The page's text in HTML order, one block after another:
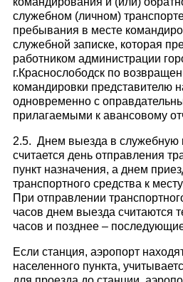
служебном (личном)
пребывания в месте
служебной записке, которая
работником администрации
г.Краснослободск по
командировки представителю
одновременно с
прилагаемыми к авансовому
2.5. Днем выезда в служебную
считается день отправления
пункт назначения, а днем
транспортного средства к
При отправлении
часов днем выезда считаются
часов и позднее –
Если станция, аэропорт
населенного пункта,